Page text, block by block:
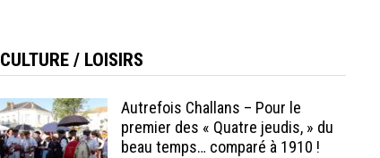
CULTURE / LOISIRS
Autrefois Challans – Pour le
premier des « Quatre jeudis, » du
beau temps… comparé à 1910 !